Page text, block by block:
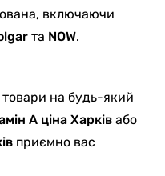
включаючи
та NOW.
на будь-який
А ціна Харків або
приємно вас